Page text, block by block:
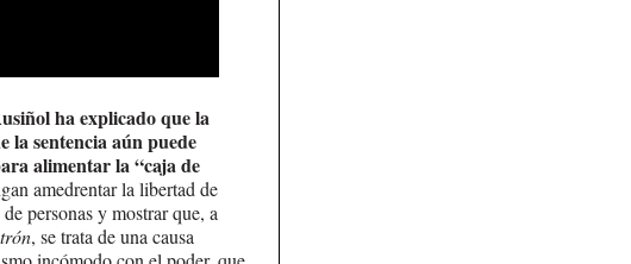
ha explicado que la
la sentencia aún puede
alimentar la “caja de
amedrentar la libertad de
personas y mostrar que, a
, se trata de una causa